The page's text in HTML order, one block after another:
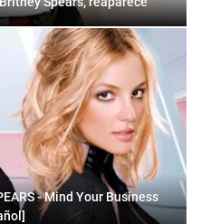
- Mind Your Business